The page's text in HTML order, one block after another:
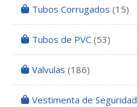
Tubos Corrugados (15)
Tubos de PVC (53)
Valvulas (186)
Vestimenta de Seguridad